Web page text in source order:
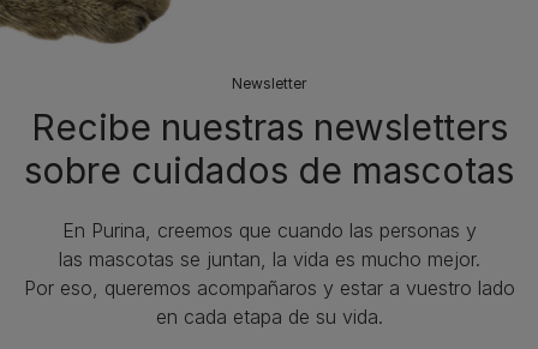
Newsletter
Recibe nuestras newsletters
sobre cuidados de mascotas​
En Purina, creemos que cuando las personas y
las mascotas se juntan, la vida es mucho mejor.
Por eso, queremos acompañaros y estar a vuestro lado
en cada etapa de su vida.​